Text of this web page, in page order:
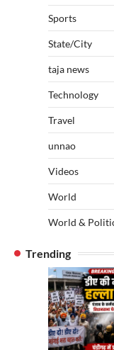
Sports
State/City
taja news
Technology
Travel
unnao
Videos
World
World &
Trending